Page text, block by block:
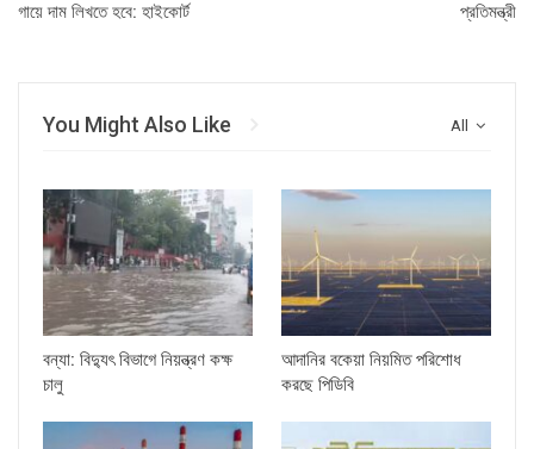
গায়ে দাম লিখতে হবে: হাইকোর্ট
প্রতিমন্ত্রী
All
You Might Also Like
বন্যা: বিদ্যুৎ বিভাগে নিয়ন্ত্রণ কক্ষ
চালু
আদানির বকেয়া নিয়মিত পরিশোধ
করছে পিডিবি